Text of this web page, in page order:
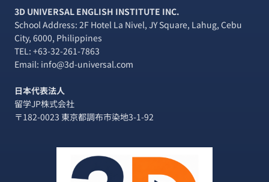
3D UNIVERSAL ENGLISH INSTITUTE INC.
School Address: 2F Hotel La Nivel, JY Square, Lahug, Cebu
City, 6000, Philippines
TEL: +63-32-261-7863
Email: info@3d-universal.com
日本代表法人
留学JP株式会社
〒182-0023 東京都調布市染地3-1-92